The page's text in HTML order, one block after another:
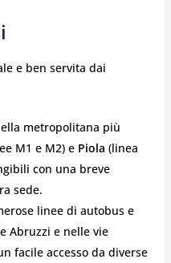
e ben servita dai
metropolitana più
M1 e M2) e Piola (linea
con una breve
sede.
linee di autobus e
Abruzzi e nelle vie
facile accesso da diverse